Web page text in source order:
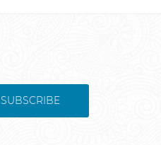
SUBSCRIBE